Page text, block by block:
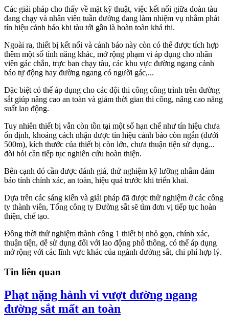
Các giải pháp cho thấy về mặt kỹ thuật, việc kết nối giữa đoàn tàu
đang chạy và nhân viên tuần đường đang làm nhiệm vụ nhằm phát
tín hiệu cảnh báo khi tàu tới gần là hoàn toàn khả thi.
Ngoài ra, thiết bị kết nối và cảnh báo này còn có thể được tích hợp
thêm một số tính năng khác, mở rộng phạm vi áp dụng cho nhân
viên gác chắn, trực ban chạy tàu, các khu vực đường ngang cảnh
báo tự động hay đường ngang có người gác,...
Đặc biệt có thể áp dụng cho các đội thi công công trình trên đường
sắt giúp nâng cao an toàn và giảm thời gian thi công, nâng cao năng
suất lao động.
Tuy nhiên thiết bị vẫn còn tồn tại một số hạn chế như tín hiệu chưa
ổn định, khoảng cách nhận được tín hiệu cảnh báo còn ngắn (dưới
500m), kích thước của thiết bị còn lớn, chưa thuận tiện sử dụng...
đòi hỏi cần tiếp tục nghiên cứu hoàn thiện.
Bên cạnh đó cần được đánh giá, thử nghiệm kỹ lưỡng nhằm đảm
bảo tính chính xác, an toàn, hiệu quả trước khi triển khai.
Dựa trên các sáng kiến và giải pháp đã được thử nghiệm ở các công
ty thành viên, Tổng công ty Đường sắt sẽ tìm đơn vị tiếp tục hoàn
thiện, chế tạo.
Đồng thời thử nghiệm thành công 1 thiết bị nhỏ gọn, chính xác,
thuận tiện, dễ sử dụng đối với lao động phổ thông, có thể áp dụng
mở rộng với các lĩnh vực khác của ngành đường sắt, chi phí hợp lý.
Tin liên quan
Phạt nặng hành vi vượt đường ngang
đường sắt mất an toàn